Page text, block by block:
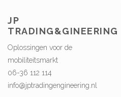
JP
TRADING&GINEERING
Oplossingen voor de
mobiliteitsmarkt
06-36 112 114
info@jptradingengineering.nl